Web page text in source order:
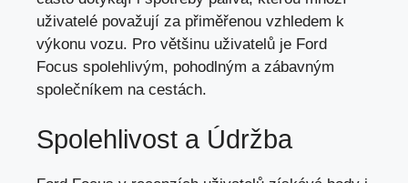
uživatelé považují za přiměřenou vzhledem k
výkonu vozu. Pro většinu uživatelů je Ford
Focus spolehlivým, pohodlným a zábavným
společníkem na cestách.
Spolehlivost a Údržba